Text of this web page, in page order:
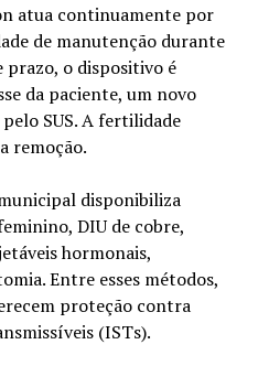
atua continuamente por
de manutenção durante
prazo, o dispositivo é
da paciente, um novo
SUS. A fertilidade
remoção.
disponibiliza
DIU de cobre,
hormonais,
Entre esses métodos,
proteção contra
(ISTs).